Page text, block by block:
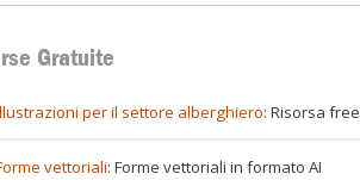
Gratuite
per il settore alberghiero: Risorsa free
vettoriali: Forme vettoriali in formato AI